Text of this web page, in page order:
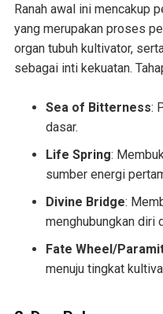
Ranah awal ini mencakup
yang merupakan proses
organ tubuh kultivator,
sebagai inti kekuatan.
Sea of Bitterness:
dasar.
Life Spring:
sumber energi
Divine Bridge:
menghubungkan diri
Fate Wheel/
menuju tingkat